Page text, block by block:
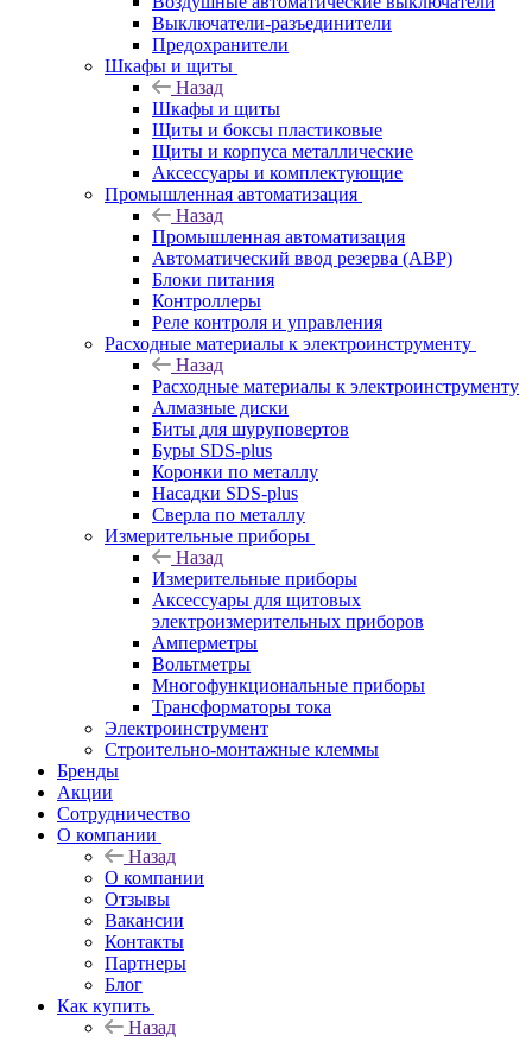
Выключатели-разъединители
Предохранители
Шкафы и щиты
Назад
Шкафы и щиты
Щиты и боксы пластиковые
Щиты и корпуса металлические
Аксессуары и комплектующие
Промышленная автоматизация
Назад
Промышленная автоматизация
Автоматический ввод резерва (АВР)
Блоки питания
Контроллеры
Реле контроля и управления
Расходные материалы к электроинструменту
Назад
Расходные материалы к электроинструменту
Алмазные диски
Биты для шуруповертов
Буры SDS-plus
Коронки по металлу
Насадки SDS-plus
Сверла по металлу
Измерительные приборы
Назад
Измерительные приборы
Аксессуары для щитовых
электроизмерительных приборов
Амперметры
Вольтметры
Многофункциональные приборы
Трансформаторы тока
Электроинструмент
Строительно-монтажные клеммы
Бренды
Акции
Сотрудничество
О компании
Назад
О компании
Отзывы
Вакансии
Контакты
Партнеры
Блог
Как купить
Назад